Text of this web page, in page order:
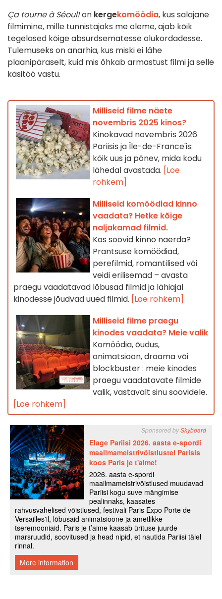
Ça tourne à Séoul!on kergekomöödia, kus salajane
filmimine, mille tunnistajaks me oleme, ajab kõik
tegelased kõige absurdsematesse olukordadesse.
Tulemuseks on anarhia, kus miski ei lähe
plaanipäraselt, kuid mis õhkab armastust filmi ja selle
käsitöö vastu.
Milliseid filme näete
novembris 2025 kinos?
Kinokavad novembris 2026
Pariisis ja Île-de-France'is:
kõik uus ja põnev, mida kodu
lähedal avastada. [Loe
rohkem]
Milliseid komöödiad kinno
vaadata? Hetke kõige
naljakamad filmid.
Kas soovid kinno naerda?
Prantsuse komöödiad,
perefilmid, romantilised või
veidi erilisemad – avasta
praegu vaadatavad lõbusad filmid ja lähiajal
kinodesse jõudvad uued filmid. [Loe rohkem]
Milliseid filme praegu
kinodes vaadata? Meie valik
Komöödia, õudus,
animatsioon, draama või
blockbuster : meie kinodes
praegu vaadatavate filmide
valik, vastavalt sinu soovidele.
[Loe rohkem]